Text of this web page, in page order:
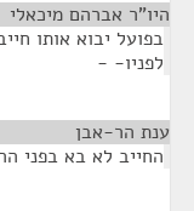
היו"ר אברהם מיכאלי
בפועל יבוא אותו
לפניו- -
ענת הר-אבן
החייב לא בא בפני